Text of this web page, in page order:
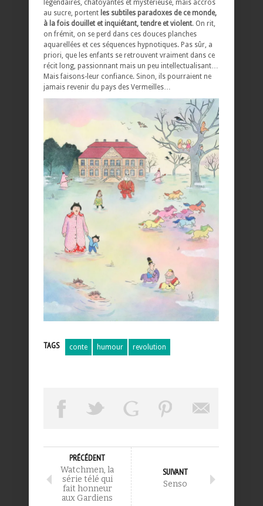
légendaires, chatoyantes et mystérieuse, mais accros
au sucre, portent les subtiles paradoxes de ce monde,
à la fois douillet et inquiétant, tendre et violent. On rit,
on frémit, on se perd dans ces douces planches
aquarellées et ces séquences hypnotiques. Pas sûr, a
priori, que les enfants se retrouvent vraiment dans ce
récit long, passionnant mais un peu intellectualisant…
Mais faisons-leur confiance. Sinon, ils pourraient ne
jamais revenir du pays des Vermeilles…
TAGS conte humour revolution
PRÉCÉDENT
Watchmen, la
série télé qui
fait honneur
aux Gardiens
SUIVANT
Senso